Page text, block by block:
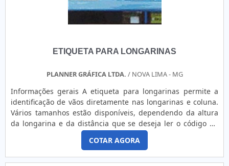
utilizado por características como alta qualidade e
eficiência, fatores que somados a outras variáveis compõem
abaixo:Agilidade no controle patrimonial da empresa
adesivação nos bens patrimoniais;Ótimo acabamento e
EM ETIQUETAS PATRIMONIAIS ALUMÍNIOSomente na
Corimpress tem a solução ideal para comunicação visual e
gráfica. A empresa oferece opções como adesivos, etiquetas
e etiquetas resinadas. Além disso, a empresa ainda oferece
soluções de impressão e adesivamento para o sucesso dos
produtos com responsabilidade com a marca, com o prazo
de entrega, qualidade, durabilidade e respeito ao meio
ETIQUETA PARA LONGARINAS
PLANNER GRÁFICA LTDA. / NOVA LIMA - MG
Informações gerais A etiqueta para longarinas permite a
identificação de vãos diretamente nas longarinas e coluna.
Vários tamanhos estão disponíveis, dependendo da altura
da longarina e da distância que se deseja ler o código de
desenvolver projetos específicos para a sua necessidade.
Permite a aplicação de caracteres gráficos, tais como setas
COTAR AGORA